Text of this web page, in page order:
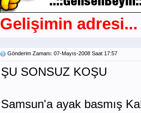
Gelişimin adresi...
Gönderim Zamanı: 07-Mayıs-2008 Saat 17:57
ŞU SONSUZ KOŞU
Samsun'a ayak basmış